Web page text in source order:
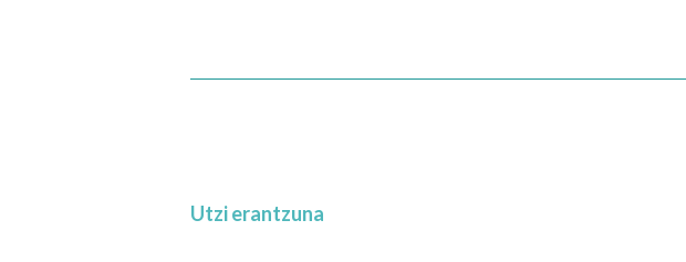
Utzi erantzuna